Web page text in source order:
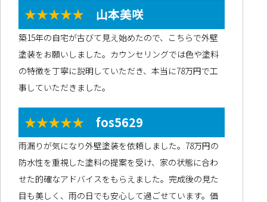
★★★★★ 山本美咲
築15年の自宅が古びて見え始めたので、こちらで外壁
塗装をお願いしました。カウンセリングでは色や塗料
の特徴を丁寧に説明していただき、本当に78万円で工
事していただきました。
★★★★★ fos5629
雨漏りが気になり外壁塗装を依頼しました。78万円の
防水性を重視した塗料の提案を受け、家の状態に合わ
せた的確なアドバイスをもらえました。完成後の見た
目も美しく、雨の日でも安心して過ごせています。価